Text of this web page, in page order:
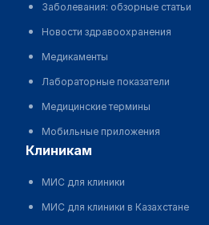
Заболевания: обзорные статьи
Новости здравоохранения
Медикаменты
Лабораторные показатели
Медицинские термины
Мобильные приложения
клиникам
МИС для клиники
МИС для клиники в Казахстане